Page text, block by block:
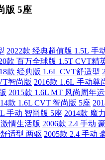
版 5座
2022款 经典超值版 1.5L 手
款 百万全球版 1.5T CVT精
款 经典版 1.6L CVT舒适型
智尚版 2016款 1.6L 手动尊
2015款 1.6L MT 风尚周年
款 1.6L CVT 智尚版 5座
手动 智尚版 5座 2014款 魔
情生活版 2006款 2.4 手动
适型 两驱 2005款 2.4 手动